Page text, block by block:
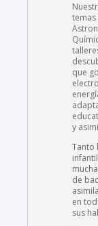
que
y
Tanto
de
en
sus